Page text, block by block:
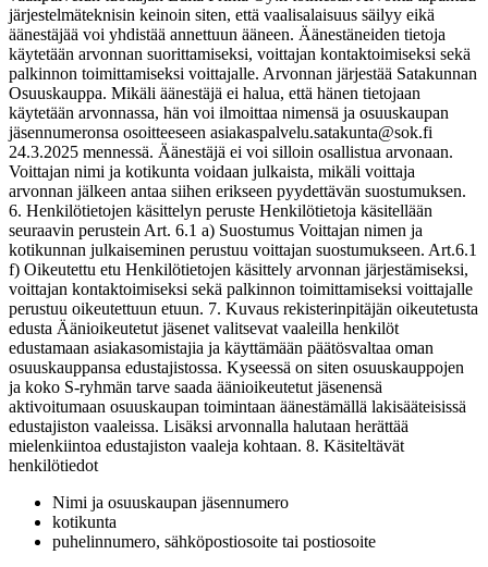
järjestelmäteknisin keinoin siten, että vaalisalaisuus säilyy eikä
äänestäjää voi yhdistää annettuun ääneen. Äänestäneiden tietoja
käytetään arvonnan suorittamiseksi, voittajan kontaktoimiseksi sekä
palkinnon toimittamiseksi voittajalle. Arvonnan järjestää Satakunnan
Osuuskauppa. Mikäli äänestäjä ei halua, että hänen tietojaan
käytetään arvonnassa, hän voi ilmoittaa nimensä ja osuuskaupan
jäsennumeronsa osoitteeseen asiakaspalvelu.satakunta@sok.fi
24.3.2025 mennessä. Äänestäjä ei voi silloin osallistua arvonaan.
Voittajan nimi ja kotikunta voidaan julkaista, mikäli voittaja
arvonnan jälkeen antaa siihen erikseen pyydettävän suostumuksen.
6. Henkilötietojen käsittelyn peruste Henkilötietoja käsitellään
seuraavin perustein Art. 6.1 a) Suostumus Voittajan nimen ja
kotikunnan julkaiseminen perustuu voittajan suostumukseen. Art.6.1
f) Oikeutettu etu Henkilötietojen käsittely arvonnan järjestämiseksi,
voittajan kontaktoimiseksi sekä palkinnon toimittamiseksi voittajalle
perustuu oikeutettuun etuun. 7. Kuvaus rekisterinpitäjän oikeutetusta
edusta Äänioikeutetut jäsenet valitsevat vaaleilla henkilöt
edustamaan asiakasomistajia ja käyttämään päätösvaltaa oman
osuuskauppansa edustajistossa. Kyseessä on siten osuuskauppojen
ja koko S-ryhmän tarve saada äänioikeutetut jäsenensä
aktivoitumaan osuuskaupan toimintaan äänestämällä lakisääteisissä
edustajiston vaaleissa. Lisäksi arvonnalla halutaan herättää
mielenkiintoa edustajiston vaaleja kohtaan. 8. Käsiteltävät
henkilötiedot
Nimi ja osuuskaupan jäsennumero
kotikunta
puhelinnumero, sähköpostiosoite tai postiosoite